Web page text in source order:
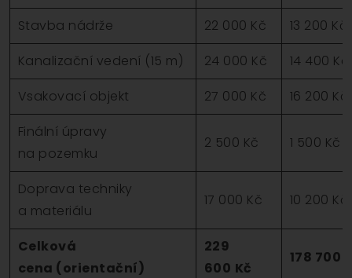
Stavba nádrže
22 000 Kč
13 200 Kč
Kanalizační vedení (15 m)
24 000 Kč
14 400 Kč
Vsakovací objekt
27 000 Kč
16 200 Kč
Finální úpravy
na pozemku
2 500 Kč 1 500 Kč
Doprava techniky
a materiálu
17 000 Kč 10 200 Kč
Celková
cena (orientační)
229
600 Kč
178 700